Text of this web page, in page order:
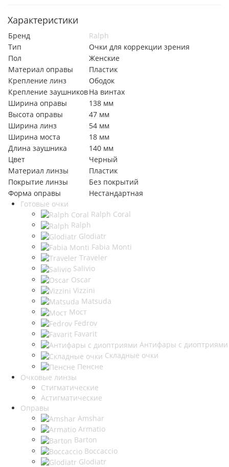
Характеристики
Бренд
Ralph
Тип
Очки для коррекции зрения
Пол
Женские
Материал оправы
Пластик
Крепление линз
Ободок
Крепление заушниковНа винтах
Ширина оправы
138 мм
Высота оправы
47 мм
Ширина линз
54 мм
Ширина моста
18 мм
Длина заушника
140 мм
Цвет
Черный
Материал линзы
Пластик
Покрытие линзы
Без покрытий
Форма оправы
Нестандартная
Готовые очки
Ralph Coral
Ralph
Glodiatr
Fabia Monti
Traveler
Salivio
Oscar
Vizzini
Matsuda
Мост
Fedrov
Favarit
Антифары с диоптриями
Складные очки
Пенсне
Очковые линзы
Стигматические
Астигматические
Оправы
Amshar
Armatio
Barton
Boccaccio
Glodiatr